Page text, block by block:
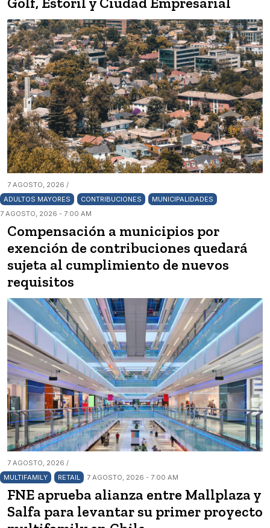
7 AGOSTO, 2026 /
ADULTOS MAYORES
CONTRIBUCIONES
MUNICIPALIDADES
7 AGOSTO, 2026 - 7:00 AM
Compensación a municipios por
exención de contribuciones quedará
sujeta al cumplimiento de nuevos
requisitos
7 AGOSTO, 2026 /
MULTIFAMILY
RETAIL 7 AGOSTO, 2026 - 7:00 AM
FNE aprueba alianza entre Mallplaza y
Salfa para levantar su primer proyecto